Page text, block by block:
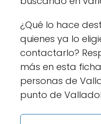
¿Qué lo hace
quienes ya lo
contactarlo?
más en esta
personas de
punto de